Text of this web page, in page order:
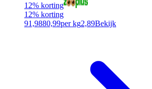
12% korting
12% korting
91,9880,99per kg2,89Bekijk